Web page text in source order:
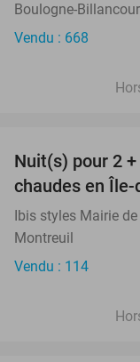
Boulogne-
Vendu : 668
Nuit(s) pour 2
chaudes en Île-
Ibis styles Mairie
Montreuil
Vendu : 114